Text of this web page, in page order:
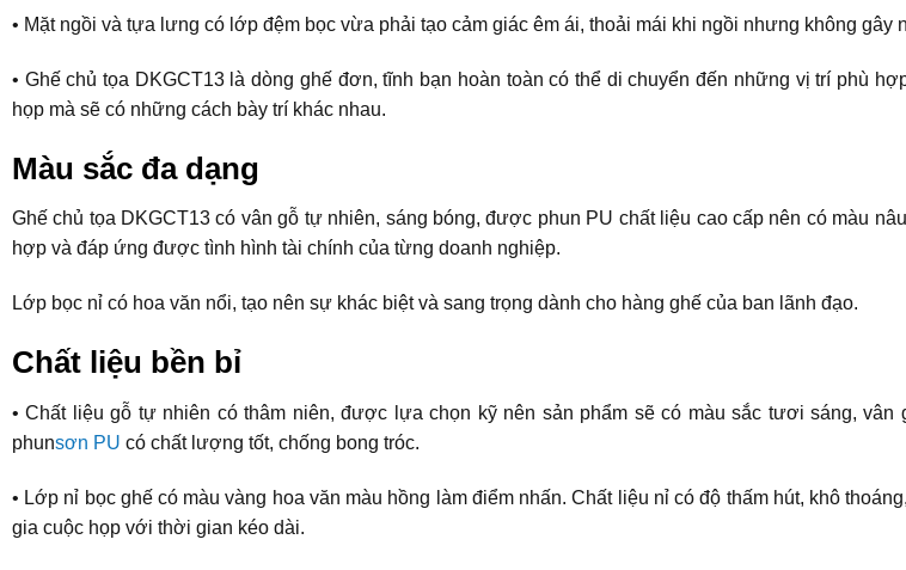
• Mặt ngồi và tựa lưng có lớp đệm bọc vừa phải tạo cảm giác êm ái, thoải mái khi ngồi nhưng không gây
• Ghế chủ tọa DKGCT13 là dòng ghế đơn, tĩnh bạn hoàn toàn có thể di chuyển đến những vị trí phù
họp mà sẽ có những cách bày trí khác nhau.
Màu sắc đa dạng
Ghế chủ tọa DKGCT13 có vân gỗ tự nhiên, sáng bóng, được phun PU chất liệu cao cấp nên có màu
hợp và đáp ứng được tình hình tài chính của từng doanh nghiệp.
Lớp bọc nỉ có hoa văn nổi, tạo nên sự khác biệt và sang trọng dành cho hàng ghế của ban lãnh đạo.
Chất liệu bền bỉ
• Chất liệu gỗ tự nhiên có thâm niên, được lựa chọn kỹ nên sản phẩm sẽ có màu sắc tươi sáng,
phunsơn PU có chất lượng tốt, chống bong tróc.
• Lớp nỉ bọc ghế có màu vàng hoa văn màu hồng làm điểm nhấn. Chất liệu nỉ có độ thấm hút, khô
gia cuộc họp với thời gian kéo dài.